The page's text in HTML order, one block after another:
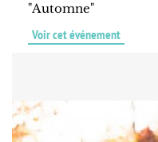
"Automne"
Voir cet événement